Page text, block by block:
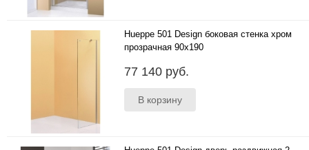
Hueppe 501 Design боковая стенка хром
прозрачная 90x190
77 140 руб.